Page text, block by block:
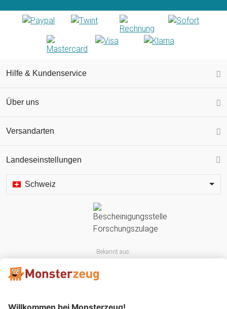
Hilfe & Kundenservice
Über uns
Versandarten
Landeseinstellungen
Schweiz
Bekannt aus: